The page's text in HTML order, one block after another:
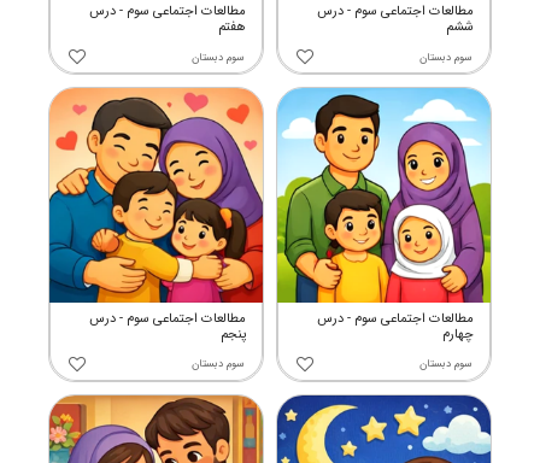
مطالعات اجتماعی سوم - درس
هفتم
سوم دبستان
مطالعات اجتماعی سوم - درس
ششم
سوم دبستان
مطالعات اجتماعی سوم - درس
پنجم
سوم دبستان
مطالعات اجتماعی سوم - درس
چهارم
سوم دبستان